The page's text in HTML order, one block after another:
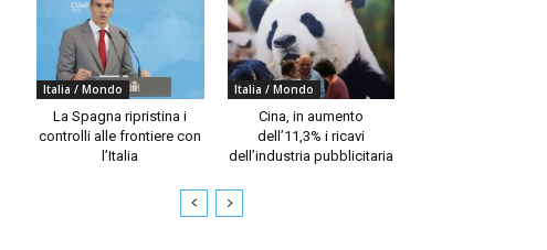
Italia / Mondo
La Spagna ripristina i
controlli alle frontiere con
l’Italia
Italia / Mondo
Cina, in aumento
dell’11,3% i ricavi
dell’industria pubblicitaria